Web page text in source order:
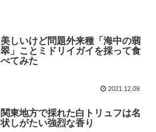
美しいけど問題外来種「海中の翡
翠」ことミドリイガイを採って食
べてみた
2021.12.09
関東地方で採れた白トリュフは名
状しがたい強烈な香り